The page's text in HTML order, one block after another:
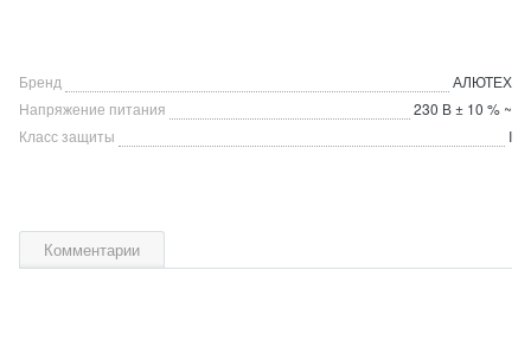
Бренд
АЛЮТЕХ
Напряжение питания
230 В ± 10 % ~
Класс защиты
I
Комментарии